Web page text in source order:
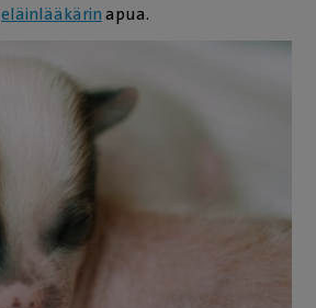
eläinlääkärinapua.